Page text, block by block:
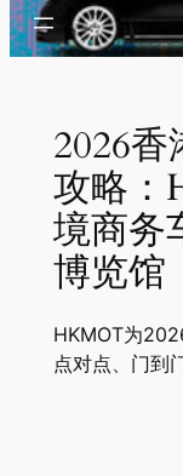
2026
攻略
境商务
博览馆
HKMOT为
点对点、门到